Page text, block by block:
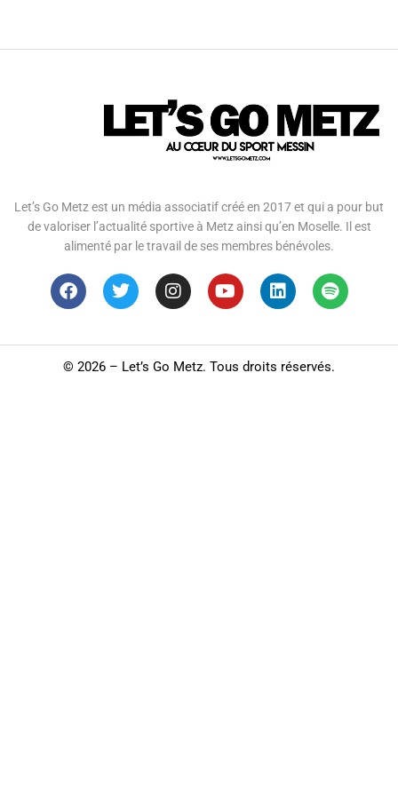
Let’s Go Metz est un média associatif créé en 2017 et qui a pour but
de valoriser l’actualité sportive à Metz ainsi qu’en Moselle. Il est
alimenté par le travail de ses membres bénévoles.
© 2026 – Let’s Go Metz. Tous droits réservés.